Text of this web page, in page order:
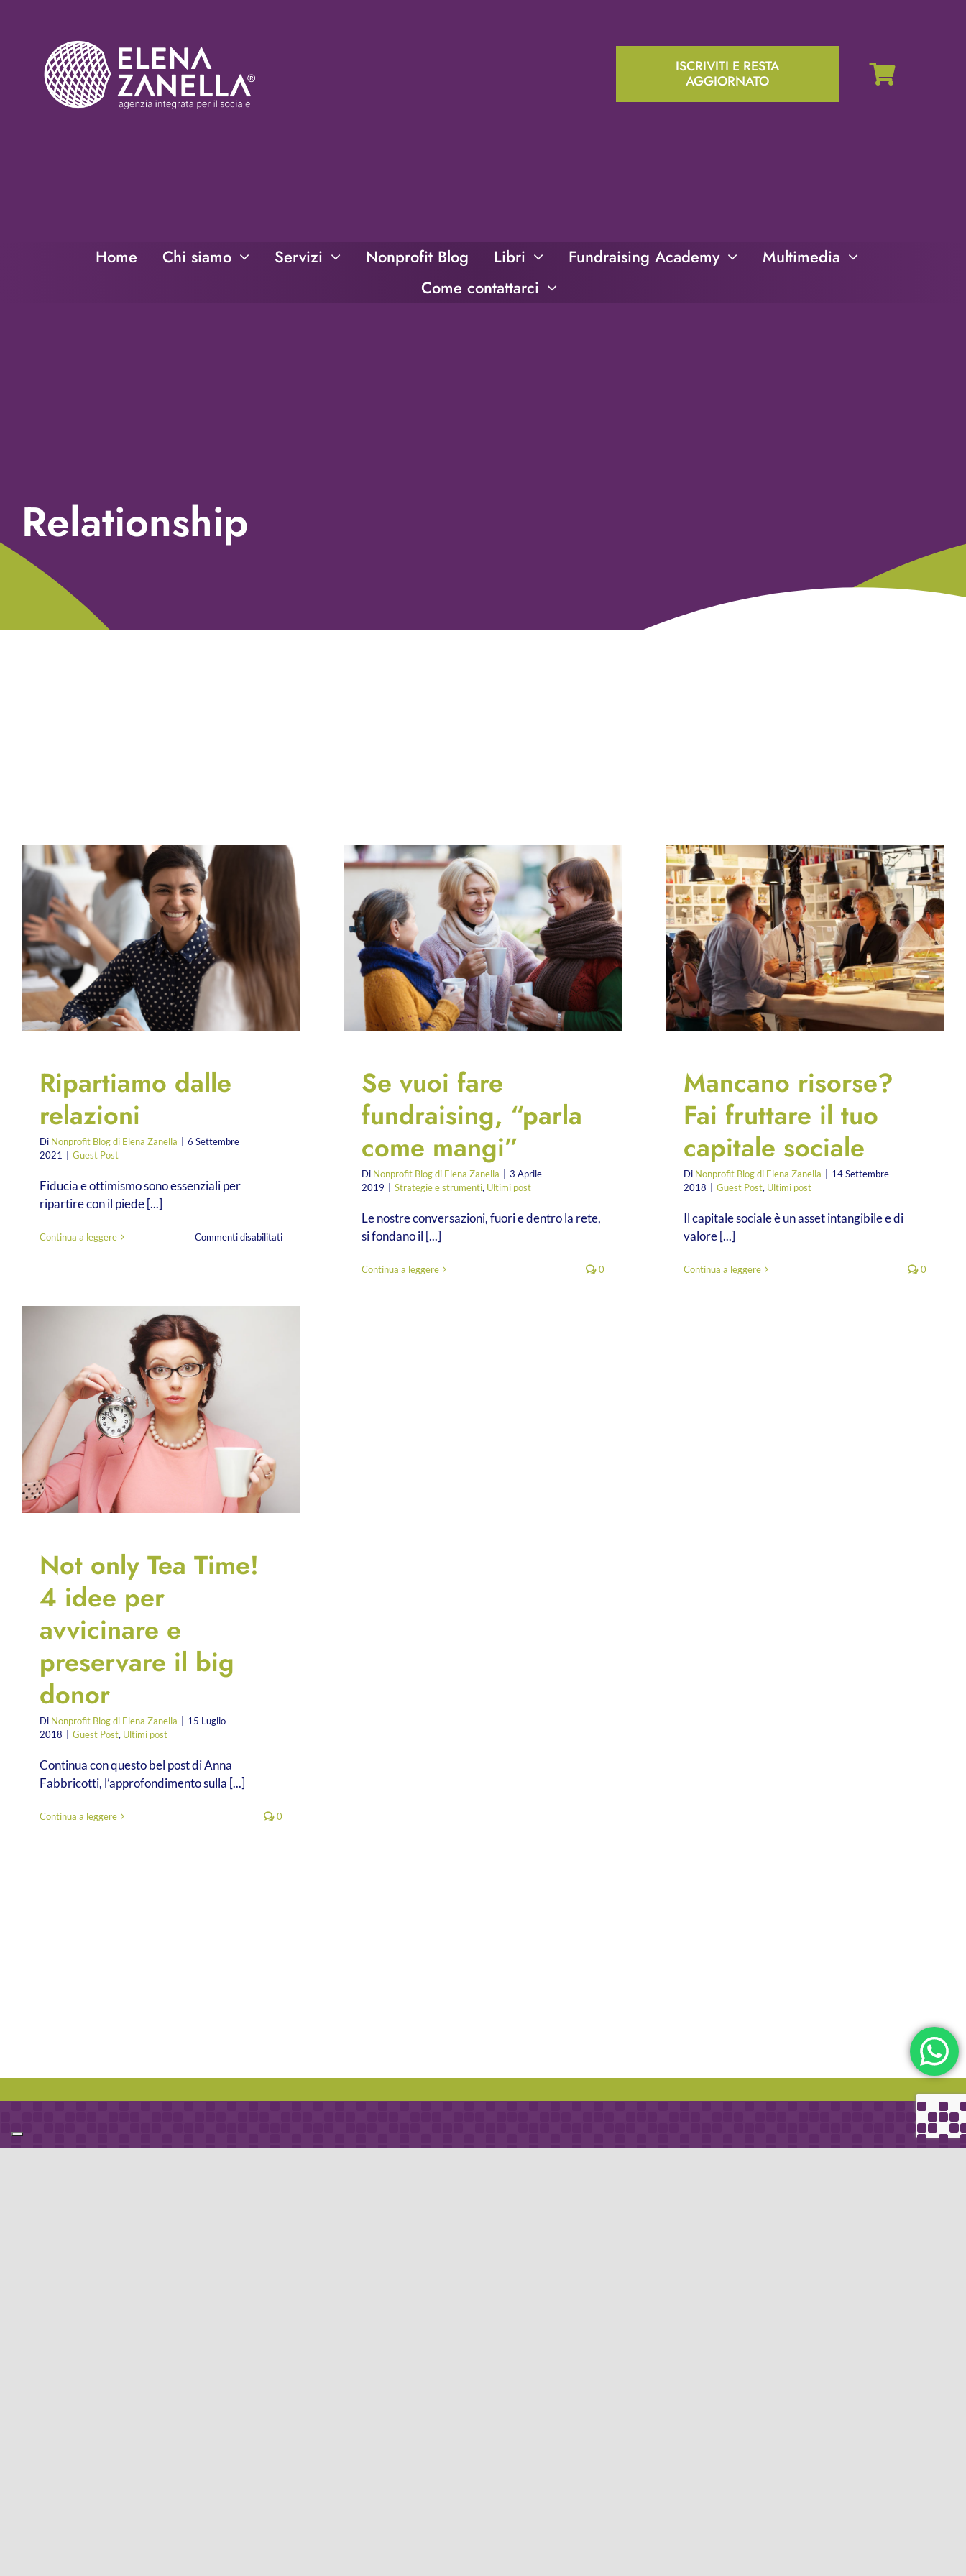
ISCRIVITI E RESTA
AGGIORNATO
Home Chi siamo Servizi Nonprofit Blog Libri Fundraising Academy
Multimedia
Come contattarci
Relationship
Ripartiamo dalle
relazioni
Di Nonprofit Blog di Elena Zanella
6 Settembre
2021
Guest Post
Fiducia e ottimismo sono essenziali per
ripartire con il piede [...]
Continua a leggere Commenti disabilitatisu
Se vuoi fare
fundraising, “parla
come mangi”
Di Nonprofit Blog di Elena Zanella
3 Aprile
2019
Strategie e strumenti, Ultimi post
Le nostre conversazioni, fuori e dentro la rete,
si fondano il [...]
Continua a leggere 0
Mancano risorse?
Fai fruttare il tuo
capitale sociale
Di Nonprofit Blog di Elena Zanella
14 Settembre
2018
Guest Post, Ultimi post
Il capitale sociale è un asset intangibile e di
valore [...]
Continua a leggere 0
Not only Tea Time!
4 idee per
avvicinare e
preservare il big
donor
Di Nonprofit Blog di Elena Zanella
15 Luglio
2018
Guest Post, Ultimi post
Continua con questo bel post di Anna
Fabbricotti, l’approfondimento sulla [...]
Continua a leggere 0